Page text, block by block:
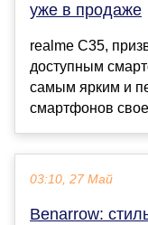
уже в продаже
realme C35,
доступным
самым ярким и
смартфонов
03:10, 27 Май
Benarrow: